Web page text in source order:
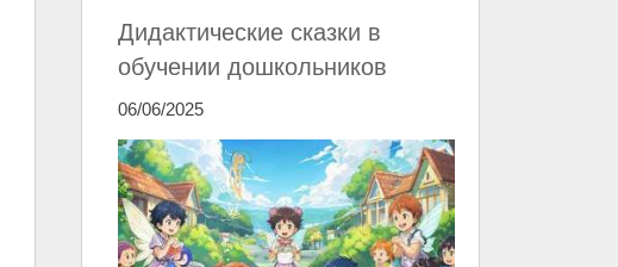
Дидактические сказки в
обучении дошкольников
06/06/2025